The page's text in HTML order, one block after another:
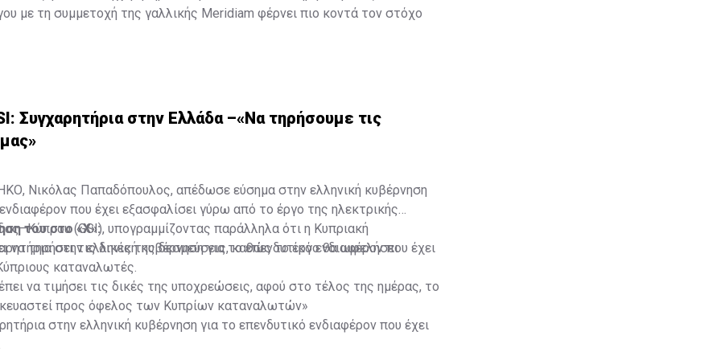
με τη συμμετοχή της γαλλικής Meridiam φέρνει πιο κοντά τον στόχο
Συγχαρητήρια στην Ελλάδα –«Να τηρήσουμε τις
Νικόλας Παπαδόπουλος, απέδωσε εύσημα στην ελληνική κυβέρνηση
που έχει εξασφαλίσει γύρω από το έργο της ηλεκτρικής
(GSI), υπογραμμίζοντας παράλληλα ότι η Κυπριακή
να τηρήσει τις δικές της δεσμεύσεις, καθώς το έργο θα ωφελήσει
καταναλωτές.
του στο «Χ»:
στην ελληνική κυβέρνηση για το επενδυτικό ενδιαφέρον που έχει
να τιμήσει τις δικές της υποχρεώσεις, αφού στο τέλος της ημέρας, το
προς όφελος των Κυπρίων καταναλωτών»
στην ελληνική κυβέρνηση για το επενδυτικό ενδιαφέρον που έχει